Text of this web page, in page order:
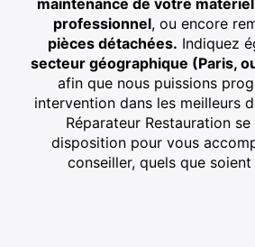
maintenance de votre
professionnel, ou encore
pièces détachées. Indiquez
secteur géographique (Paris,
afin que nous puissions
intervention dans les meilleurs
Réparateur Restauration
disposition pour vous
conseiller, quels que